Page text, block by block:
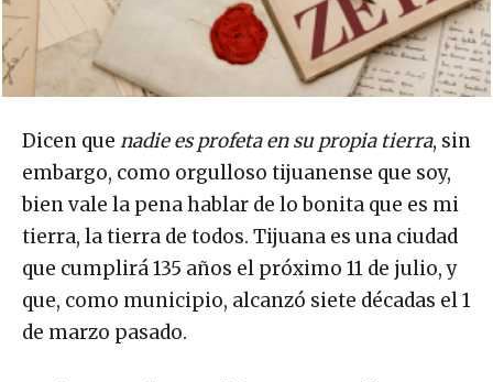
Dicen que nadie es profeta en su propia tierra, sin
embargo, como orgulloso tijuanense que soy,
bien vale la pena hablar de lo bonita que es mi
tierra, la tierra de todos. Tijuana es una ciudad
que cumplirá 135 años el próximo 11 de julio, y
que, como municipio, alcanzó siete décadas el 1
de marzo pasado.